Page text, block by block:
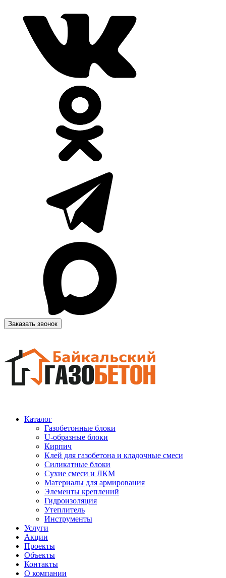
Заказать звонок
Каталог
Газобетонные блоки
U-образные блоки
Кирпич
Клей для газобетона и кладочные смеси
Силикатные блоки
Сухие смеси и ЛКМ
Материалы для армирования
Элементы креплений
Гидроизоляция
Утеплитель
Инструменты
Услуги
Акции
Проекты
Объекты
Контакты
О компании